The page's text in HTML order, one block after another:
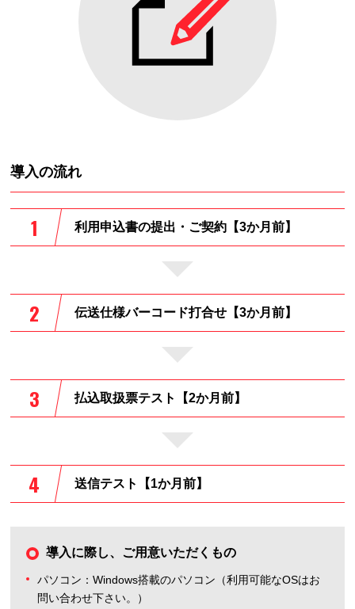
導入の流れ
利用申込書の提出・ご契約【3か月前】
伝送仕様バーコード打合せ【3か月前】
払込取扱票テスト【2か月前】
送信テスト【1か月前】
導入に際し、ご用意いただくもの
パソコン：Windows搭載のパソコン（利用可能なOSはお
問い合わせ下さい。）